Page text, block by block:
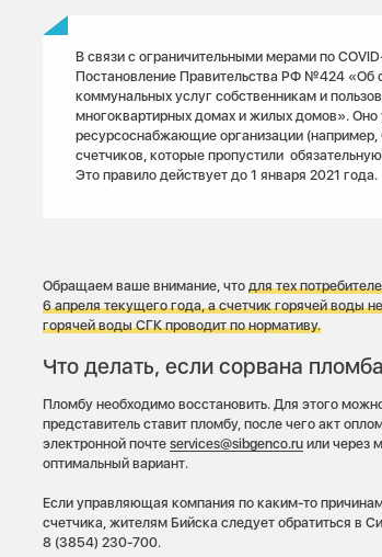
В связи с ограничительными мерами по
Постановление Правительства РФ №424 «Об
коммунальных услуг собственникам и
многоквартирных домах и жилых домов». Оно
ресурсоснабжающие организации
счетчиков, которые пропустили
Это правило действует до 1 января 2021 года.
Обращаем ваше внимание, чтодля тех
6 апреля текущего года, а счетчик горячей воды
горячей воды СГК проводит по нормативу.
Что делать, если сорвана
Пломбу необходимо восстановить. Для этого
представитель ставит пломбу, после чего акт
электронной почтеservices@sibgenco.ru или через
оптимальный вариант.
Если управляющая компания по каким-то
счетчика, жителям Бийска следует обратиться
8 (3854) 230-700.